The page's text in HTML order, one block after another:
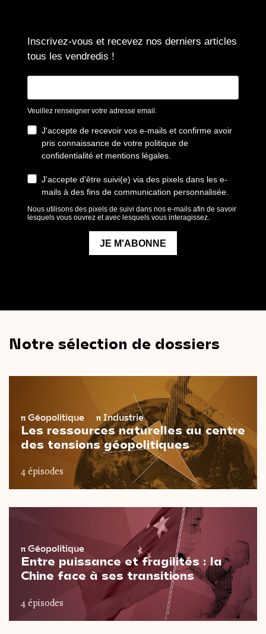
Notre sélection de dossiers
π Géopolitique π Industrie
Les ressources naturelles au centre
des tensions géopolitiques
4 épisodes
π Géopolitique
Entre puissance et fragilités : la
Chine face à ses transitions
4 épisodes